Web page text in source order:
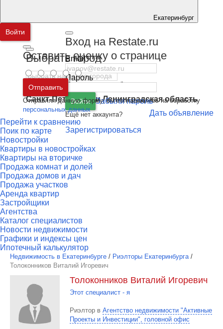
Екатеринбург
Войти
Дать объявление
Перейти к сравнению
Поик по карте
Новостройки
Квартиры в новостройках
Квартиры на вторичке
Продажа комнат и долей
Продажа домов и дач
Продажа участков
Аренда квартир
Застройщики
Агентства
Каталог специалистов
Новости недвижимости
Графики и индексы цен
Ипотечный калькулятор
Выбрать город
Москва и
Московская область
Санкт-Петербург иЛенинградская область
Вход на Restate.ru
Email
Пароль
Войти Забыли пароль
Ещё нет аккаунта?
Зарегистрироваться
Недвижимость в Екатеринбурге / Риэлторы Екатеринбурга /
Толоконников Виталий Игоревич
Толоконников Виталий Игоревич
Этот специалист - я
Риэлтор в Агентство недвижимости "Активные
Проекты и Инвестиции", головной офис
Оставить оценку о странице
Отправить
Отправляя данную форму, вы соглашаетесь на обработку
персональных данных